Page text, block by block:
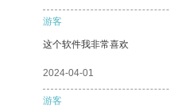
游客
这个软件我非常喜欢
2024-04-01
游客